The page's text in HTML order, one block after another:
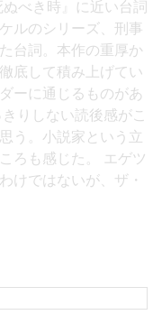
ぬべき時』に近い台詞
ルのシリーズ、刑事
台詞。本作の重厚か
底して積み上げてい
ーに通じるものがあ
りしない読後感がこ
う。小説家という立
ろも感じた。 エゲツ
けではないが、ザ・